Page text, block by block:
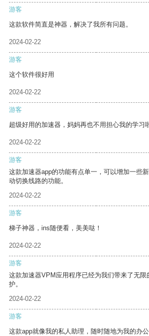
游客
这款软件简直是神器，解决了我所有问题。
2024-02-22
游客
这个软件很好用
2024-02-22
游客
超级好用的加速器，妈妈再也不用担心我的学习
2024-02-22
游客
这款加速器app的功能有点单一，可以增加一些
动切换线路的功能。
2024-02-22
游客
梯子神器，ins随便看，美美哒！
2024-02-22
游客
这款加速器VPM应用程序已经为我们带来了无限
护。
2024-02-22
游客
这款app就像我的私人助理，随时随地为我的办公